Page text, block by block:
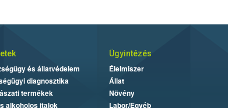
és állatvédelem
diagnosztika
termékek
alkoholos italok
Ügyintézés
Élelmiszer
Állat
Növény
Labor/Egyéb